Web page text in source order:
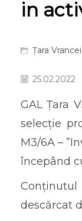
in
Țara Vrancei
25.02.2022
GAL Țara
selecție
M3/6A –
începând
descărcat